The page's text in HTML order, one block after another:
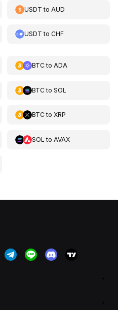
USDT to AUD
USDT toCHF
BTCto ADA
BTCto SOL
BTCto XRP
SOL to AVAX